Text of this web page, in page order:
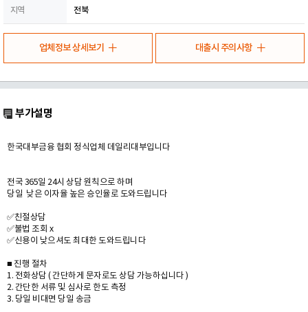
지역 전북
업체정보 상세보기 대출시 주의사항
부가설명
한국대부금융 협회 정식업체 데일리대부입니다
전국 365일 24시 상담 원칙으로 하며
당일 낮은 이자율 높은 승인율로 도와드립니다
✅친절상담
✅불법 조회 x
✅신용이 낮으셔도 최대한 도와드립니다
■ 진행 절차
1. 전화상담 ( 간단하게 문자로도 상담 가능하십니다 )
2. 간단한 서류 및 심사로 한도 측정
3. 당일 비대면 당일 송금